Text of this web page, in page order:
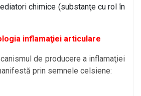
chimice (substanţe cu rol în
inflamaţiei articulare
de producere a inflamaţiei
prin semnele celsiene: